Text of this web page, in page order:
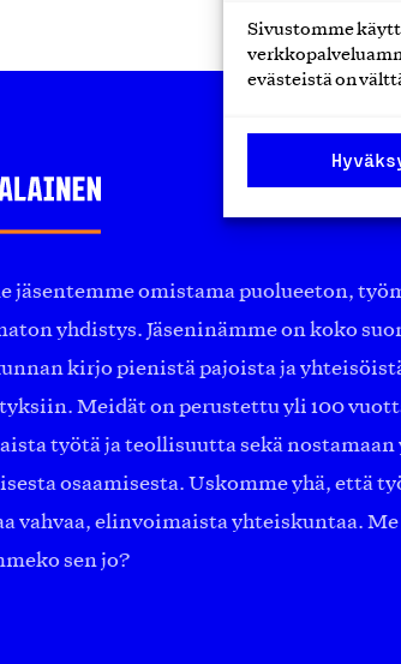
Sivustomme
evästeistä on
jäsentemme omistama puolueeton,
yhdistys. Jäseninämme on koko
kirjo pienistä pajoista ja
Meidät on perustettu yli 100
työtä ja teollisuutta sekä nostamaan
osaamisesta. Uskomme yhä, että
vahvaa, elinvoimaista yhteiskuntaa.
sen jo?